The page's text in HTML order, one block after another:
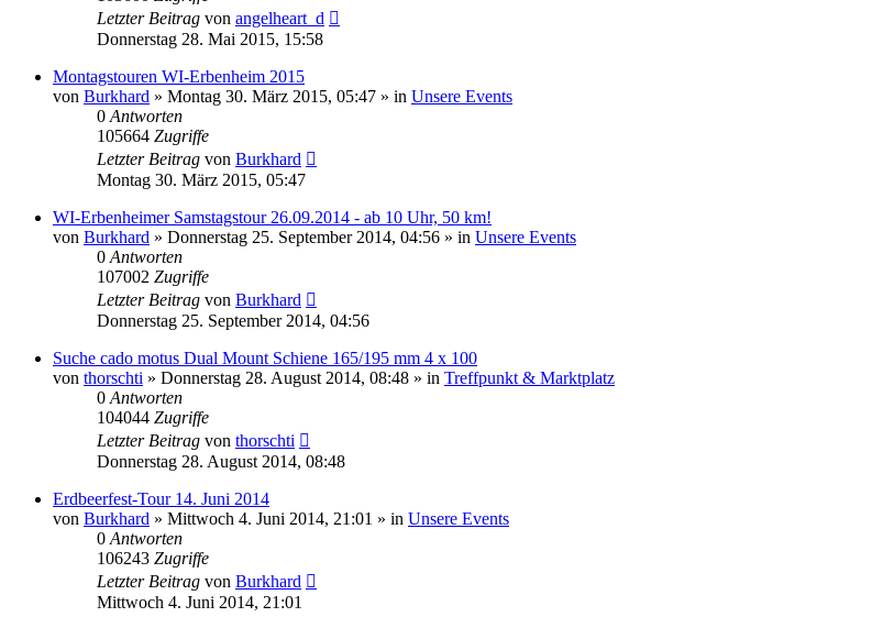
Letzter Beitrag von angelheart_d
Donnerstag 28. Mai 2015, 15:58
Montagstouren WI-Erbenheim 2015
von Burkhard » Montag 30. März 2015, 05:47 » in Unsere Events
0 Antworten
105664 Zugriffe
Letzter Beitrag von Burkhard
Montag 30. März 2015, 05:47
WI-Erbenheimer Samstagstour 26.09.2014 - ab 10 Uhr, 50 km!
von Burkhard » Donnerstag 25. September 2014, 04:56 » in Unsere Events
0 Antworten
107002 Zugriffe
Letzter Beitrag von Burkhard
Donnerstag 25. September 2014, 04:56
Suche cado motus Dual Mount Schiene 165/195 mm 4 x 100
von thorschti » Donnerstag 28. August 2014, 08:48 » in Treffpunkt & Marktplatz
0 Antworten
104044 Zugriffe
Letzter Beitrag von thorschti
Donnerstag 28. August 2014, 08:48
Erdbeerfest-Tour 14. Juni 2014
von Burkhard » Mittwoch 4. Juni 2014, 21:01 » in Unsere Events
0 Antworten
106243 Zugriffe
Letzter Beitrag von Burkhard
Mittwoch 4. Juni 2014, 21:01